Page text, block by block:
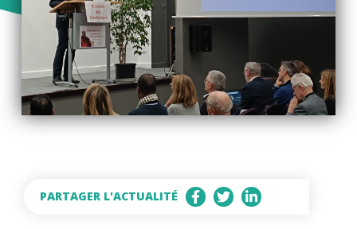
PARTAGER L'ACTUALITÉ